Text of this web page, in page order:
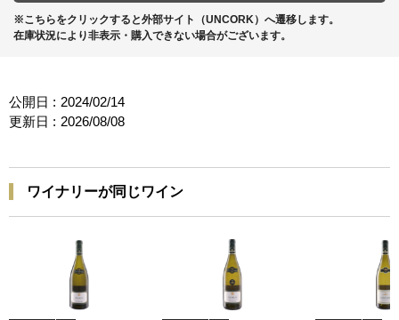
※こちらをクリックすると外部サイト（UNCORK）へ遷移します。
在庫状況により非表示・購入できない場合がございます。
公開日 : 2024/02/14
更新日 : 2026/08/08
ワイナリーが同じワイン